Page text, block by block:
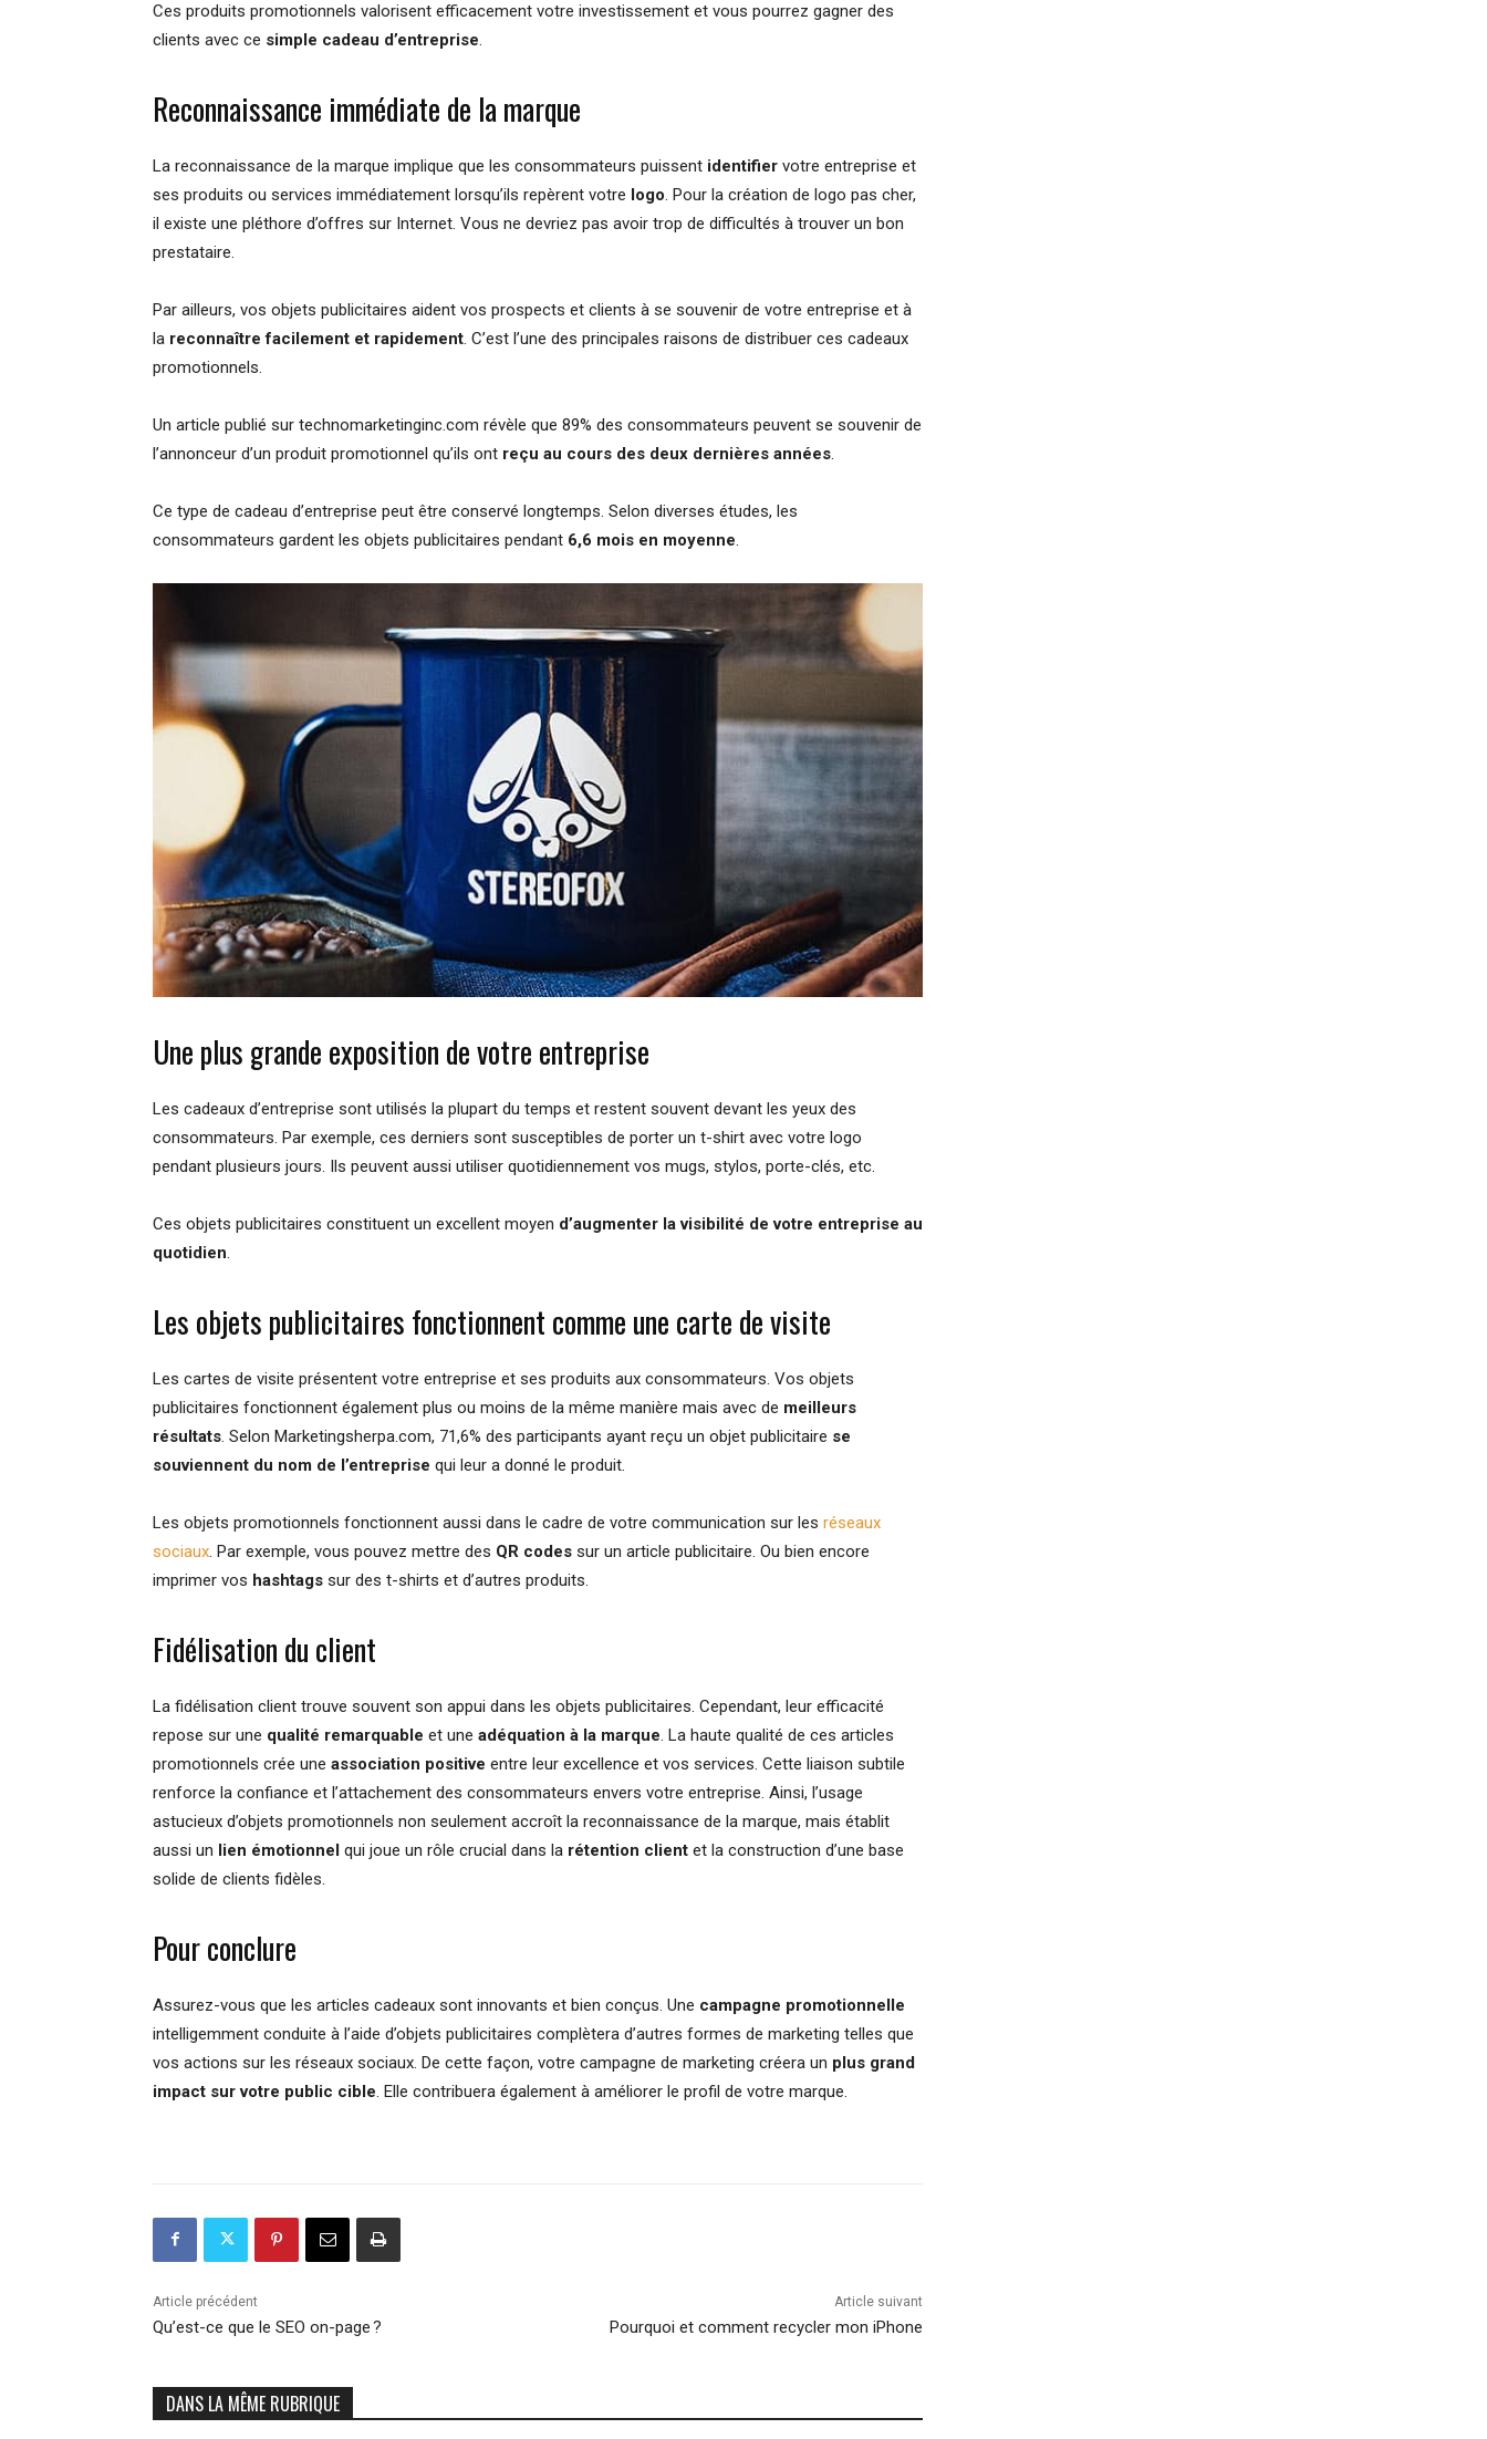
Ces produits promotionnels valorisent efficacement votre investissement et vous pourrez gagner des
clients avec ce simple cadeau d’entreprise.
Reconnaissance immédiate de la marque
La reconnaissance de la marque implique que les consommateurs puissent identifier votre entreprise et
ses produits ou services immédiatement lorsqu’ils repèrent votre logo. Pour la création de logo pas cher,
il existe une pléthore d’offres sur Internet. Vous ne devriez pas avoir trop de difficultés à trouver un bon
prestataire.
Par ailleurs, vos objets publicitaires aident vos prospects et clients à se souvenir de votre entreprise et à
la reconnaître facilement et rapidement. C’est l’une des principales raisons de distribuer ces cadeaux
promotionnels.
Un article publié sur technomarketinginc.com révèle que 89% des consommateurs peuvent se souvenir de
l’annonceur d’un produit promotionnel qu’ils ont reçu au cours des deux dernières années.
Ce type de cadeau d’entreprise peut être conservé longtemps. Selon diverses études, les
consommateurs gardent les objets publicitaires pendant 6,6 mois en moyenne.
Une plus grande exposition de votre entreprise
Les cadeaux d’entreprise sont utilisés la plupart du temps et restent souvent devant les yeux des
consommateurs. Par exemple, ces derniers sont susceptibles de porter un t-shirt avec votre logo
pendant plusieurs jours. Ils peuvent aussi utiliser quotidiennement vos mugs, stylos, porte-clés, etc.
Ces objets publicitaires constituent un excellent moyen d’augmenter la visibilité de votre entreprise au
quotidien.
Les objets publicitaires fonctionnent comme une carte de visite
Les cartes de visite présentent votre entreprise et ses produits aux consommateurs. Vos objets
publicitaires fonctionnent également plus ou moins de la même manière mais avec de meilleurs
résultats. Selon Marketingsherpa.com, 71,6% des participants ayant reçu un objet publicitaire se
souviennent du nom de l’entreprise qui leur a donné le produit.
Les objets promotionnels fonctionnent aussi dans le cadre de votre communication sur les réseaux
sociaux. Par exemple, vous pouvez mettre des QR codes sur un article publicitaire. Ou bien encore
imprimer vos hashtags sur des t-shirts et d’autres produits.
Fidélisation du client
La fidélisation client trouve souvent son appui dans les objets publicitaires. Cependant, leur efficacité
repose sur une qualité remarquable et une adéquation à la marque. La haute qualité de ces articles
promotionnels crée une association positive entre leur excellence et vos services. Cette liaison subtile
renforce la confiance et l’attachement des consommateurs envers votre entreprise. Ainsi, l’usage
astucieux d’objets promotionnels non seulement accroît la reconnaissance de la marque, mais établit
aussi un lien émotionnel qui joue un rôle crucial dans la rétention client et la construction d’une base
solide de clients fidèles.
Pour conclure
Assurez-vous que les articles cadeaux sont innovants et bien conçus. Une campagne promotionnelle
intelligemment conduite à l’aide d’objets publicitaires complètera d’autres formes de marketing telles que
vos actions sur les réseaux sociaux. De cette façon, votre campagne de marketing créera un plus grand
impact sur votre public cible. Elle contribuera également à améliorer le profil de votre marque.
Article précédent
Qu’est-ce que le SEO on-page ?
Article suivant
Pourquoi et comment recycler mon iPhone
DANS LA MÊME RUBRIQUE